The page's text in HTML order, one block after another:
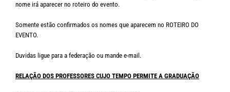
nome irá aparecer no roteiro do evento.
Somente estão confirmados os nomes que aparecem no ROTEIRO DO
EVENTO.
Duvidas ligue para a federação ou mande e-mail.
RELAÇÃO DOS PROFESSORES CUJO TEMPO PERMITE A GRADUAÇÃO